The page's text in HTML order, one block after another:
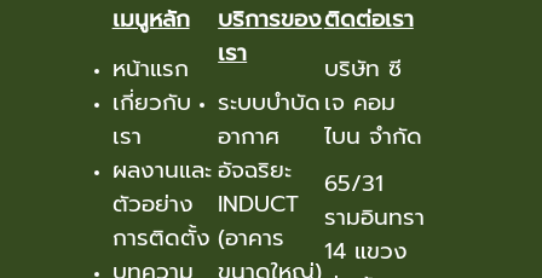
เมนูหลัก
หน้าแรก
เกี่ยวกับ
เรา
ผลงานและ
ตัวอย่าง
การติดตั้ง
บริการของ
เรา
ระบบบำบัด
อากาศ
อัจฉริยะ
INDUCT
(อาคาร
ติดต่อเรา
บริษัท ซี
เจ คอม
ไบน จำกัด
65/31
รามอินทรา
14 แขวง